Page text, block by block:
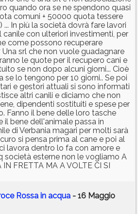
quando ora se ne spendono quasi
comuni + 50000 quota tessere
) ... In più la società dovrà fare lavori
canile con ulteriori investimenti, per
come possono recuperare
srl che non vuole guadagnare
le quote per il recupero cani e
se non dopo alcuni giorni... Cioè
se lo tengono per 10 giorni.. Se poi
e gestori attuali si sono informati
altri canili e diciamo che non
dipendenti sostituiti e spese per
Fanno il bene delle loro tasche
il bene dell'animale passa in
di Verbania magari per molti sarà
si pensa prima al cane e poi al
lavora dentro lo fa con amore e
società esterne non le vogliamo A
IN FRETTA MA A VOLTE CI SI
Rossa in acqua - 16 Maggio